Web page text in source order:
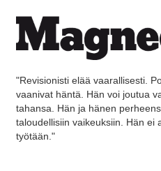
"Revisionisti elää vaarallisesti.
vaanivat häntä. Hän voi joutua
tahansa. Hän ja hänen
taloudellisiin vaikeuksiin. Hän ei
työtään."